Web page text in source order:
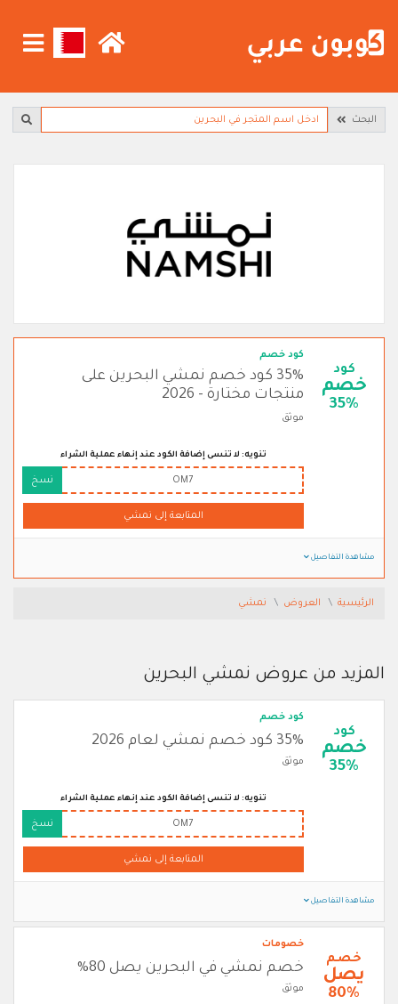
البحث
كود
خصم
35%
كود خصم
35% كود خصم نمشي البحرين على
منتجات مختارة - 2026
موثق
تنويه: لا تنسى إضافة الكود عند إنهاء عملية الشراء
OM7 نسخ
المتابعة إلى نمشي
مشاهدة التفاصيل
الرئيسية العروض نمشي
المزيد من عروض نمشي البحرين
كود
خصم
35%
كود خصم
35% كود خصم نمشي لعام 2026
موثق
تنويه: لا تنسى إضافة الكود عند إنهاء عملية الشراء
OM7 نسخ
المتابعة إلى نمشي
مشاهدة التفاصيل
خصم
يصل
80%
خصومات
خصم نمشي في البحرين يصل 80%
موثق